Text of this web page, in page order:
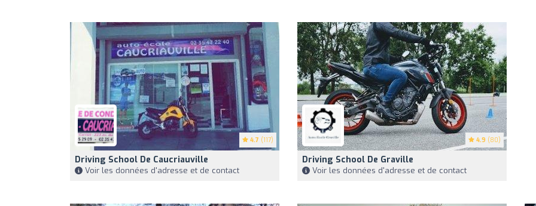
4.7 (117)
Driving School De Caucriauville
Voir les données d'adresse et de contact
4.9 (80)
Driving School De Graville
Voir les données d'adresse et de contact